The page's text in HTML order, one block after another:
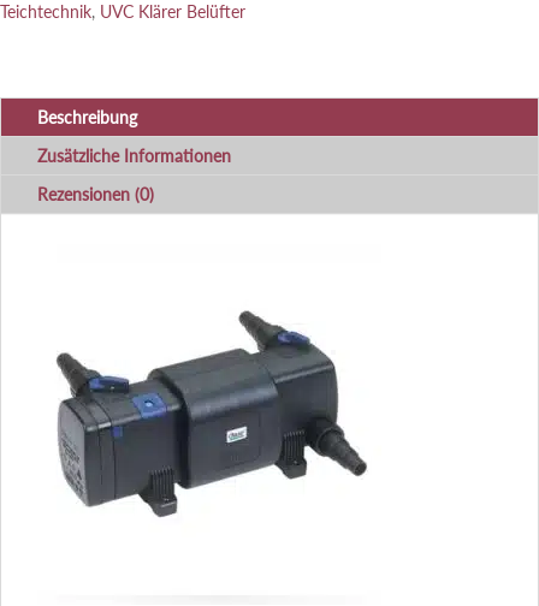
Teichtechnik, UVC Klärer Belüfter
Beschreibung
Zusätzliche Informationen
Rezensionen (0)